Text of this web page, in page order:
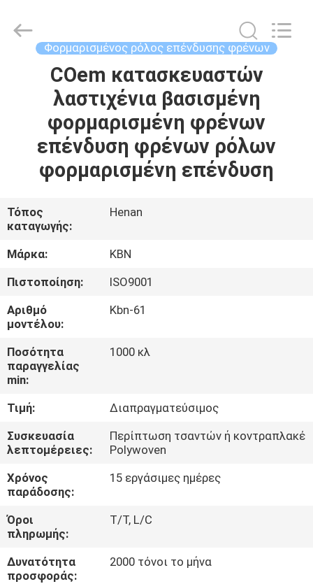
ΠΡΟΪΌΝΤΑ
ΠΕΡΊΠΟΥ
ΕΜΕΊΣ
ΓΎΡΟΣ
ΕΡΓΟΣΤΑΣΊΩΝ
ΠΟΙΟΤΙΚΌΣ
ΈΛΕΓΧΟΣ
ΜΑΣ
ΣΕ
ΕΠΑΦΉ
ΈΝΑ
ΑΠΌΣΠΑΣΜΑ
Φορμαρισμένος ρόλος επένδυσης φρένων
COem κατασκευαστών
λαστιχένια βασισμένη
φορμαρισμένη φρένων
επένδυση φρένων ρόλων
φορμαρισμένη επένδυση
Τόπος
καταγωγής:
Henan
Μάρκα:
KBN
Πιστοποίηση:
ISO9001
Αριθμό
μοντέλου:
Kbn-61
Ποσότητα
παραγγελίας
min:
1000 κλ
Τιμή:
Διαπραγματεύσιμος
Συσκευασία
λεπτομέρειες:
Περίπτωση τσαντών ή κοντραπλακέ
Polywoven
Χρόνος
παράδοσης:
15 εργάσιμες ημέρες
Όροι
πληρωμής:
T/T, L/C
Δυνατότητα
προσφοράς:
2000 τόνοι το μήνα